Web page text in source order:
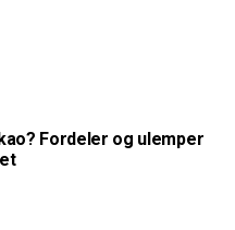
Fordeler og ulemper